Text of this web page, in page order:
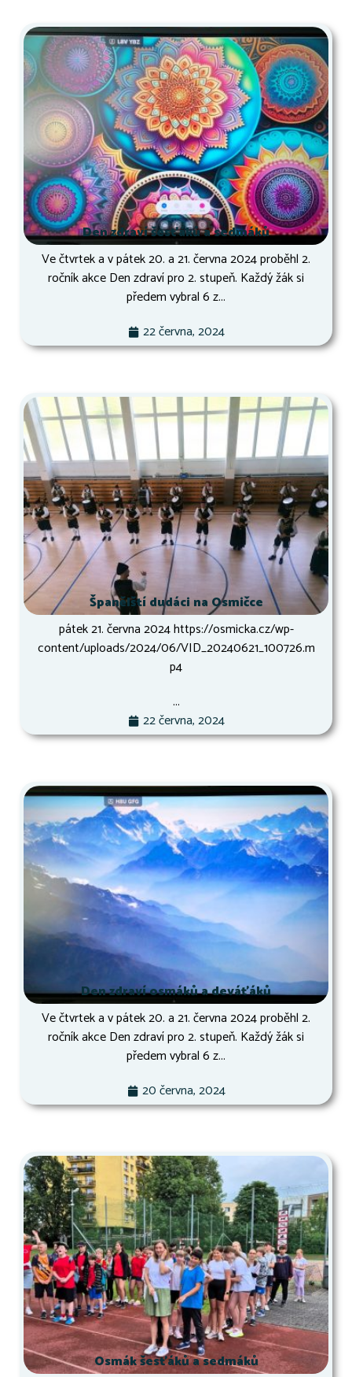
Den zdraví šesťáků a sedmáků
Ve čtvrtek a v pátek 20. a 21. června 2024 proběhl 2.
ročník akce Den zdraví pro 2. stupeň. Každý žák si
předem vybral 6 z...
22 června, 2024
Španělští dudáci na Osmičce
pátek 21. června 2024 https://osmicka.cz/wp-
content/uploads/2024/06/VID_20240621_100726.m
p4
...
22 června, 2024
Den zdraví osmáků a deváťáků
Ve čtvrtek a v pátek 20. a 21. června 2024 proběhl 2.
ročník akce Den zdraví pro 2. stupeň. Každý žák si
předem vybral 6 z...
20 června, 2024
Osmák šesťáků a sedmáků